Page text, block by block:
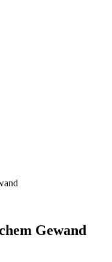
Gewand